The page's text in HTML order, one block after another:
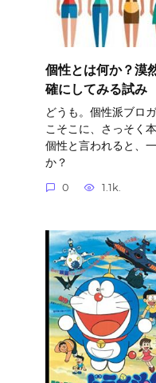
個性とは何か？漠
確にしてみる試み
どうも。個性派ブロ
こそこに、さっそく
個性と言われると、
か？
0 1.1k.